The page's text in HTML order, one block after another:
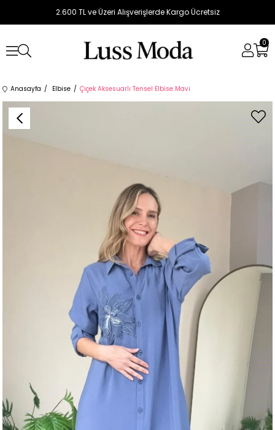
2.600 TL ve Üzeri Alışverişlerde Kargo Ücretsiz
0
Anasayfa Elbise Çiçek Aksesuarlı Tensel Elbise Mavi